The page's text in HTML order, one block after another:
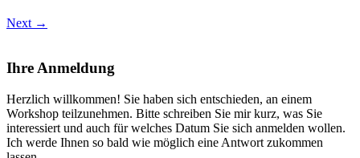
Next →
Ihre Anmeldung
Herzlich willkommen! Sie haben sich entschieden, an einem
Workshop teilzunehmen. Bitte schreiben Sie mir kurz, was Sie
interessiert und auch für welches Datum Sie sich anmelden wollen.
Ich werde Ihnen so bald wie möglich eine Antwort zukommen